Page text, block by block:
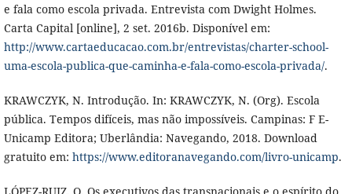
e fala como escola privada. Entrevista com Dwight Holmes.
Carta Capital [online], 2 set. 2016b. Disponível em:
http://www.cartaeducacao.com.br/entrevistas/charter-school-
uma-escola-publica-que-caminha-e-fala-como-escola-privada/.
KRAWCZYK, N. Introdução. In: KRAWCZYK, N. (Org). Escola
pública. Tempos difíceis, mas não impossíveis. Campinas: F E-
Unicamp Editora; Uberlândia: Navegando, 2018. Download
gratuito em: https://www.editoranavegando.com/livro-unicamp.